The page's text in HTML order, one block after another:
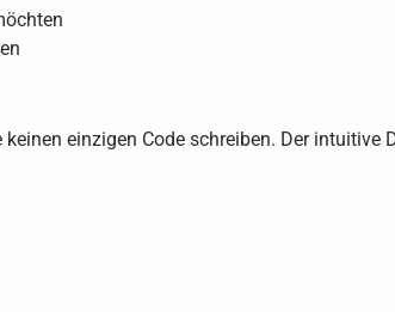
keinen einzigen Code schreiben. Der intuitive